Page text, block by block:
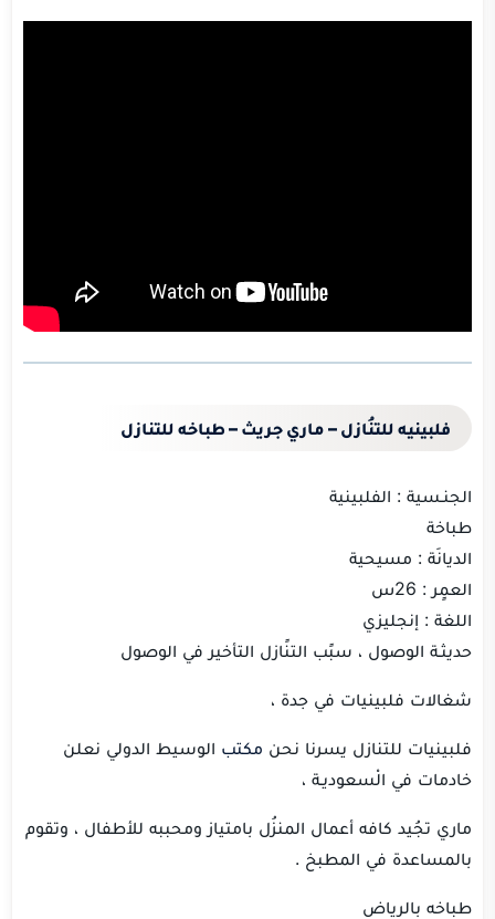
فلبينيه للتنُازل – ماري جريث – طباخه للتنازل
الجنـسية : الفلبينية
طباخة
الديانَة : مسيحية
العمٍر : 26س
اللغة : إنجليزي
حديثـة الوصول ، سبًب التنًازل التأخير في الوصول
شغالات فلبينيات في جدة ،
فلبينيات للتنازل يسرنا نحن مكتب الوسيط الدولي نعلن
خادمات في الْسعوديـة ،
ماري تجُيد كافه أعمال المنزُل بامتياز ومحببه للأطفال ، وتقوم
بالمساعدة في المطبخ .
طباخه بالرياض